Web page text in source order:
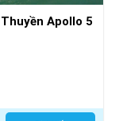
Apollo 5